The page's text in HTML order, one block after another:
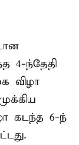
4-ந்தேதி
விழா
கடந்த 6-ந்